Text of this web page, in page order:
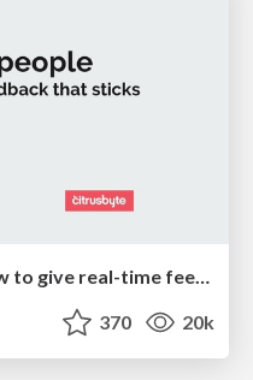
Building Better People: How to give real-time feedback that sticks.
370 20k